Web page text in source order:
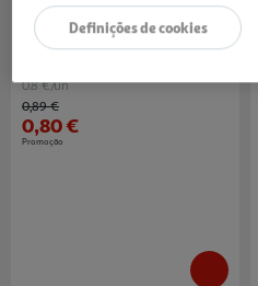
4.5 (10)
Pastel De Nata Vegan Un
0.8 €/un
Price reduced from
0,89 €to
0,80 €
Promoção
Definições de cookies